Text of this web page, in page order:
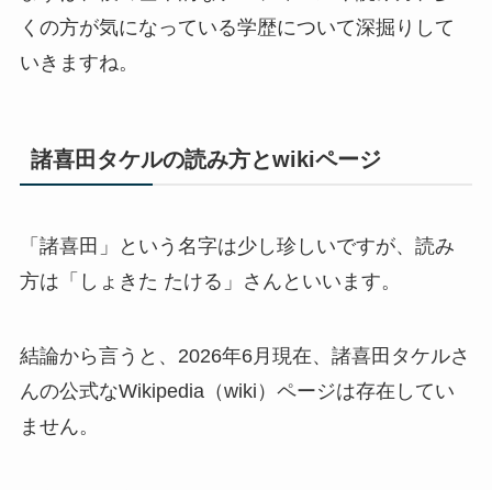
くの方が気になっている学歴について深掘りして
いきますね。
諸喜田タケルの読み方とwikiページ
「諸喜田」という名字は少し珍しいですが、読み
方は「しょきた たける」さんといいます。
結論から言うと、2026年6月現在、諸喜田タケルさ
んの公式なWikipedia（wiki）ページは存在してい
ません。